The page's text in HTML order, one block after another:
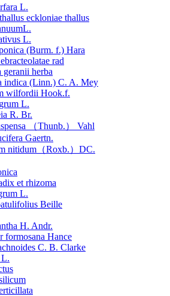
L.
eckloniae thallus
L.
(Burm. f.) Hara
rad
herba
indica (Linn.) C. A. Mey
wilfordii Hook.f.
L.
R. Br.
（Thunb.） Vahl
Gaertn.
nitidum（Roxb.）DC.
et rhizoma
L.
Beille
H. Andr.
formosana Hance
C. B. Clarke
L.